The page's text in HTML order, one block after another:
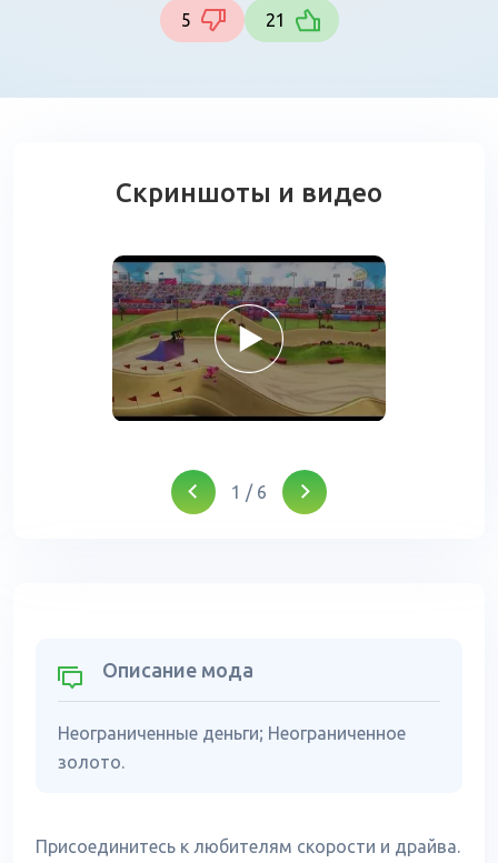
5 21
Скриншоты и видео
1 / 6
Описание мода
Неограниченные деньги; Неограниченное
золото.
Присоединитесь к любителям скорости и драйва.